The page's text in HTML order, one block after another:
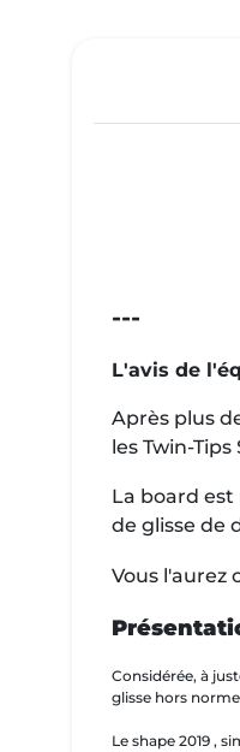
---
L'avis de
Après plus
les Twin-
La board
de glisse de
Vous l'aurez
Considérée, à
glisse hors
Le shape 2019 ,